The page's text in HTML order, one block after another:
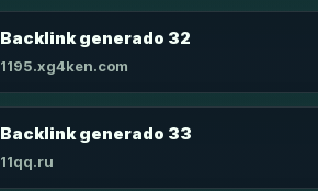
Backlink generado 32
1195.xg4ken.com
Backlink generado 33
11qq.ru